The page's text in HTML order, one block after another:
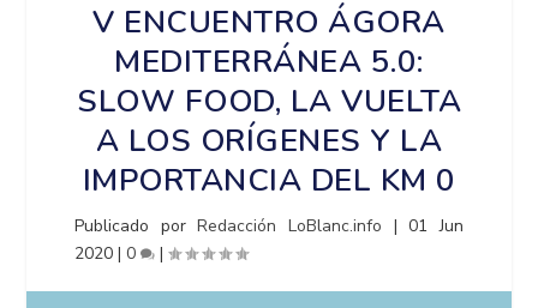
V ENCUENTRO ÁGORA
MEDITERRÁNEA 5.0:
SLOW FOOD, LA VUELTA
A LOS ORÍGENES Y LA
IMPORTANCIA DEL KM 0
Publicado porRedacción LoBlanc.info |01 Jun
2020 |0 |